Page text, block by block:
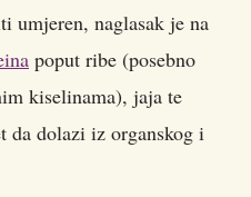
umjeren, naglasak je na
poput ribe (posebno
kiselinama), jaja te
da dolazi iz organskog i